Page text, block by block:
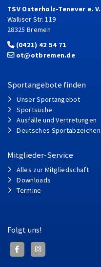
TSV Osterholz-Tenever e. V.
Walliser Str. 119
28325 Bremen
(0421) 42 54 71
ot@otbremen.de
Sportangebote finden
Unser Sportangebot
Sportsuche
Ausfälle und Vertretungen
Deutsches Sportabzeichen
Mitglieder-Service
Alles zur Mitgliedschaft
Downloads
Termine
Folgt uns!